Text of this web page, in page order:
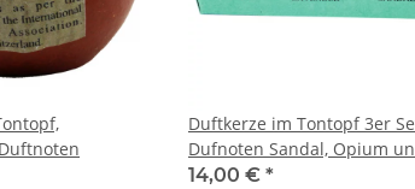
Duftkerze im Tontopf 3er
Dufnoten Sandal, Opium
Lavendel
14,00 € *